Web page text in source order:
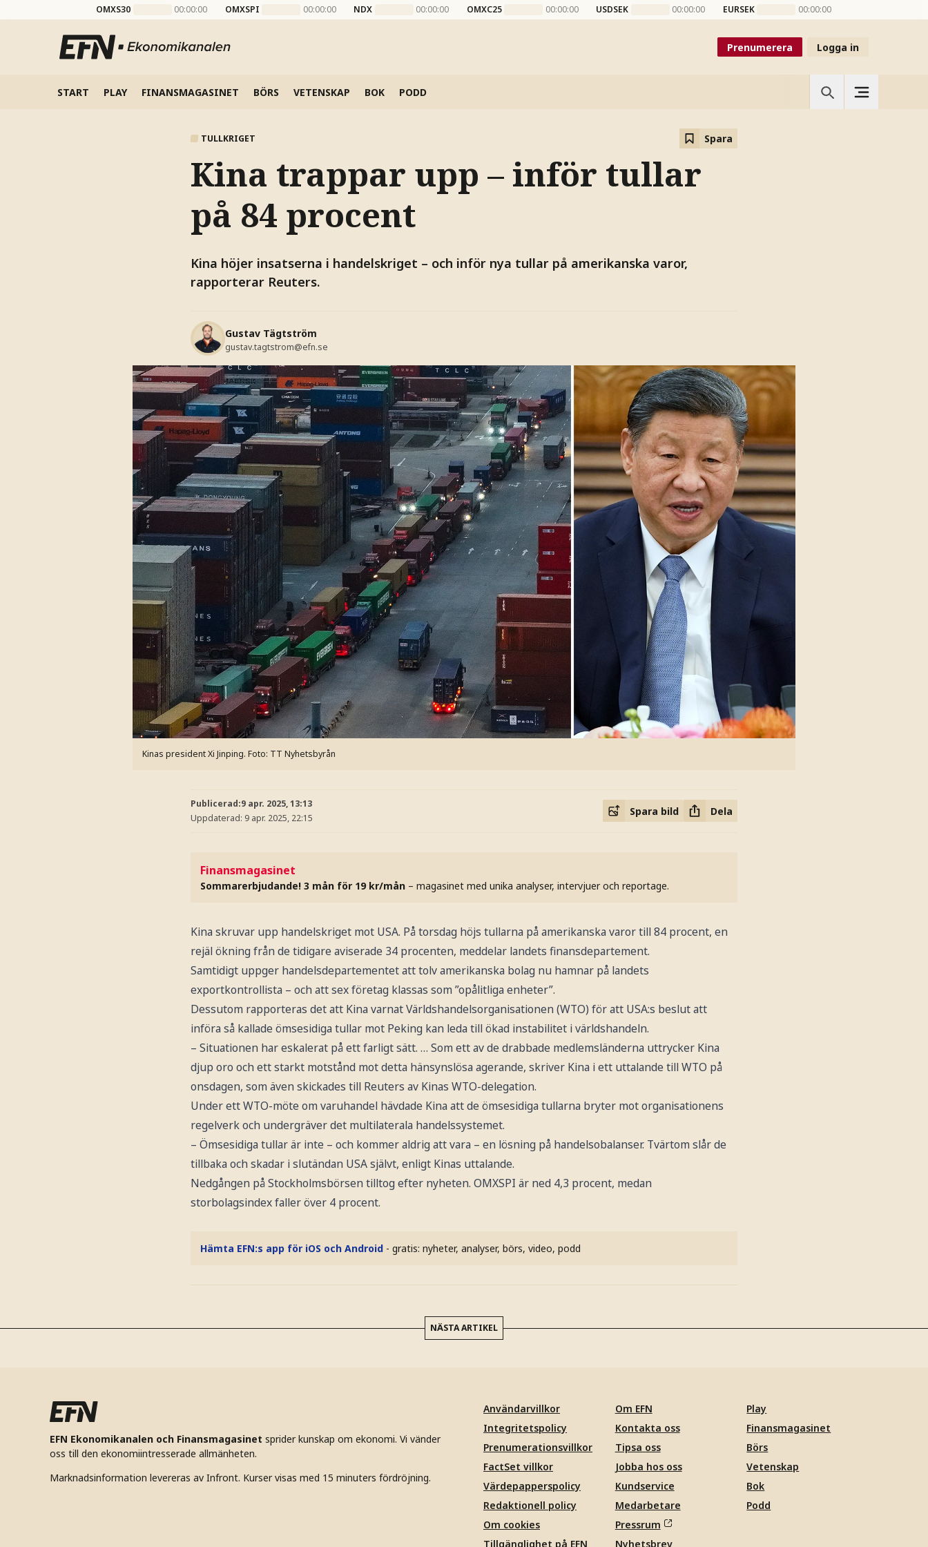
OMXS30 00:00:00 OMXSPI 00:00:00 NDX 00:00:00 OMXC25 00:00:00 USDSEK 00:00:00 EURSEK 00:00:00
Prenumerera Logga in
START PLAY FINANSMAGASINET BÖRS VETENSKAP BOK PODD
TULLKRIGET Spara
Kina trappar upp – inför tullar
på 84 procent
Kina höjer insatserna i handelskriget – och inför nya tullar på amerikanska varor,
rapporterar Reuters.
Gustav Tägtström
gustav.tagtstrom@efn.se
Kinas president Xi Jinping. Foto: TT Nyhetsbyrån
Publicerad:9 apr. 2025, 13:13
Uppdaterad: 9 apr. 2025, 22:15
Spara bild Dela
Finansmagasinet
Sommarerbjudande! 3 mån för 19 kr/mån – magasinet med unika analyser, intervjuer och reportage.
Kina skruvar upp handelskriget mot USA. På torsdag höjs tullarna på amerikanska varor till 84 procent, en
rejäl ökning från de tidigare aviserade 34 procenten, meddelar landets finansdepartement.
Samtidigt uppger handelsdepartementet att tolv amerikanska bolag nu hamnar på landets
exportkontrollista – och att sex företag klassas som ”opålitliga enheter”.
Dessutom rapporteras det att Kina varnat Världshandelsorganisationen (WTO) för att USA:s beslut att
införa så kallade ömsesidiga tullar mot Peking kan leda till ökad instabilitet i världshandeln.
– Situationen har eskalerat på ett farligt sätt. … Som ett av de drabbade medlemsländerna uttrycker Kina
djup oro och ett starkt motstånd mot detta hänsynslösa agerande, skriver Kina i ett uttalande till WTO på
onsdagen, som även skickades till Reuters av Kinas WTO-delegation.
Under ett WTO-möte om varuhandel hävdade Kina att de ömsesidiga tullarna bryter mot organisationens
regelverk och undergräver det multilaterala handelssystemet.
– Ömsesidiga tullar är inte – och kommer aldrig att vara – en lösning på handelsobalanser. Tvärtom slår de
tillbaka och skadar i slutändan USA självt, enligt Kinas uttalande.
Nedgången på Stockholmsbörsen tilltog efter nyheten. OMXSPI är ned 4,3 procent, medan
storbolagsindex faller över 4 procent.
Hämta EFN:s app för iOS och Android - gratis: nyheter, analyser, börs, video, podd
NÄSTA ARTIKEL
EFN Ekonomikanalen och Finansmagasinet sprider kunskap om ekonomi. Vi vänder
oss till den ekonomiintresserade allmänheten.
Marknadsinformation levereras av Infront. Kurser visas med 15 minuters fördröjning.
Användarvillkor
Integritetspolicy
Prenumerationsvillkor
FactSet villkor
Värdepapperspolicy
Redaktionell policy
Om cookies
Tillgänglighet på EFN
Om EFN
Kontakta oss
Tipsa oss
Jobba hos oss
Kundservice
Medarbetare
Pressrum
Nyhetsbrev
Play
Finansmagasinet
Börs
Vetenskap
Bok
Podd